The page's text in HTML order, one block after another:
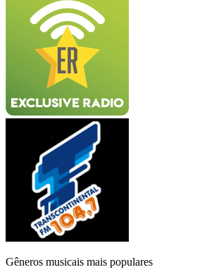
Gêneros musicais mais populares